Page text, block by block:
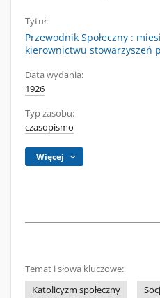
Tytuł:
Przewodnik Społeczny :
kierownictwu stowarzyszeń
Data wydania:
1926
Typ zasobu:
czasopismo
Więcej
Temat i słowa kluczowe:
Katolicyzm społeczny